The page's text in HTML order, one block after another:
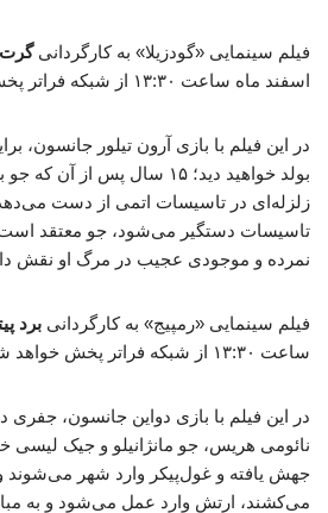
فیلم سینمایی «گودزیلا» به کارگردانیگرت
اسفند ماه ساعت ۱۳:۳۰ از شبکه فراتر پخش خواهد شد.
در این فیلم با بازی آرون تیلور جانسون،
بولد خواهید دید؛ ۱۵ سال پس
زلزله‌ای در تاسیسات اتمی از دست
تاسیسات دستگیر می‌شود، جو معتقد
نمرده و موجودی عجیب در مرگ او نقش
فیلم سینمایی «رمپیج» به کارگردانی برد
ساعت ۱۳:۳۰ از شبکه فراتر پخش خواهد شد.
در این فیلم با بازی دواین جانسون، جفری
نائومی هریس، جو مانژانیلو و جیک لیسی
جهش‌ یافته و غول‌پیکر وارد شهر می‌شوند
می‌کشند، ارتش وارد عمل می‌شود و به